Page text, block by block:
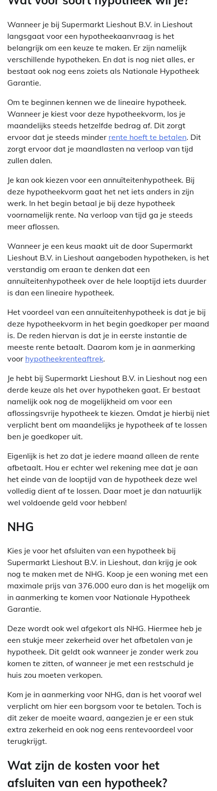
Wanneer je bij Supermarkt Lieshout B.V. in Lieshout
langsgaat voor een hypotheekaanvraag is het
belangrijk om een keuze te maken. Er zijn namelijk
verschillende hypotheken. En dat is nog niet alles, er
bestaat ook nog eens zoiets als Nationale Hypotheek
Garantie.
Om te beginnen kennen we de lineaire hypotheek.
Wanneer je kiest voor deze hypotheekvorm, los je
maandelijks steeds hetzelfde bedrag af. Dit zorgt
ervoor dat je steeds minder rente hoeft te betalen. Dit
zorgt ervoor dat je maandlasten na verloop van tijd
zullen dalen.
Je kan ook kiezen voor een annuïteitenhypotheek. Bij
deze hypotheekvorm gaat het net iets anders in zijn
werk. In het begin betaal je bij deze hypotheek
voornamelijk rente. Na verloop van tijd ga je steeds
meer aflossen.
Wanneer je een keus maakt uit de door Supermarkt
Lieshout B.V. in Lieshout aangeboden hypotheken, is het
verstandig om eraan te denken dat een
annuïteitenhypotheek over de hele looptijd iets duurder
is dan een lineaire hypotheek.
Het voordeel van een annuïteitenhypotheek is dat je bij
deze hypotheekvorm in het begin goedkoper per maand
is. De reden hiervan is dat je in eerste instantie de
meeste rente betaalt. Daarom kom je in aanmerking
voor hypotheekrenteaftrek.
Je hebt bij Supermarkt Lieshout B.V. in Lieshout nog een
derde keuze als het over hypotheken gaat. Er bestaat
namelijk ook nog de mogelijkheid om voor een
aflossingsvrije hypotheek te kiezen. Omdat je hierbij niet
verplicht bent om maandelijks je hypotheek af te lossen
ben je goedkoper uit.
Eigenlijk is het zo dat je iedere maand alleen de rente
afbetaalt. Hou er echter wel rekening mee dat je aan
het einde van de looptijd van de hypotheek deze wel
volledig dient af te lossen. Daar moet je dan natuurlijk
wel voldoende geld voor hebben!
NHG
Kies je voor het afsluiten van een hypotheek bij
Supermarkt Lieshout B.V. in Lieshout, dan krijg je ook
nog te maken met de NHG. Koop je een woning met een
maximale prijs van 376.000 euro dan is het mogelijk om
in aanmerking te komen voor Nationale Hypotheek
Garantie.
Deze wordt ook wel afgekort als NHG. Hiermee heb je
een stukje meer zekerheid over het afbetalen van je
hypotheek. Dit geldt ook wanneer je zonder werk zou
komen te zitten, of wanneer je met een restschuld je
huis zou moeten verkopen.
Kom je in aanmerking voor NHG, dan is het vooraf wel
verplicht om hier een borgsom voor te betalen. Toch is
dit zeker de moeite waard, aangezien je er een stuk
extra zekerheid en ook nog eens rentevoordeel voor
terugkrijgt.
Wat zijn de kosten voor het
afsluiten van een hypotheek?